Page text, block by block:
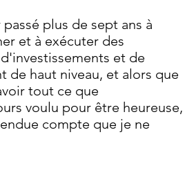
plus de sept ans à
et à exécuter des
et de
de haut niveau, et alors que
tout ce que
voulu pour être heureuse,
compte que je ne